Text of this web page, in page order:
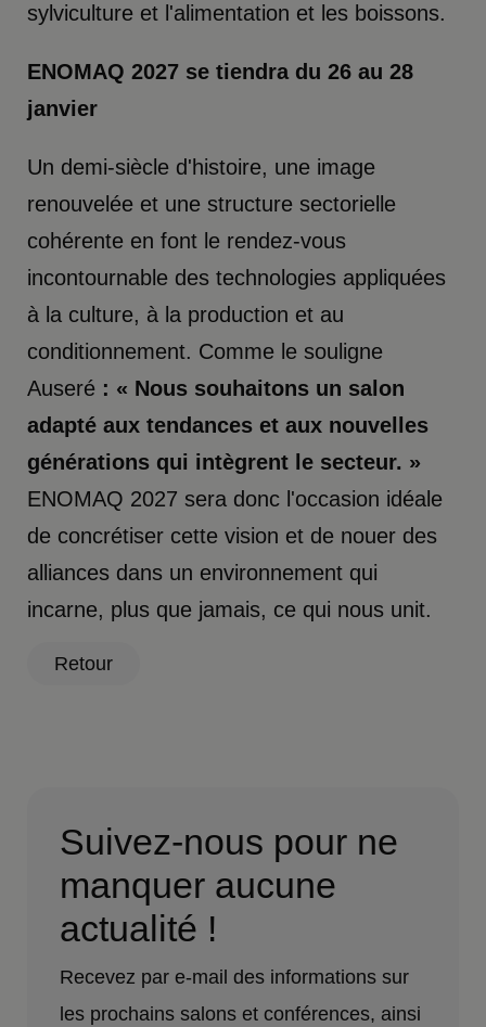
sylviculture et l'alimentation et les boissons.
ENOMAQ 2027 se tiendra du 26 au 28
janvier
Un demi-siècle d'histoire, une image
renouvelée et une structure sectorielle
cohérente en font le rendez-vous
incontournable des technologies appliquées
à la culture, à la production et au
conditionnement. Comme le souligne
Auseré : « Nous souhaitons un salon
adapté aux tendances et aux nouvelles
générations qui intègrent le secteur. »
ENOMAQ 2027 sera donc l'occasion idéale
de concrétiser cette vision et de nouer des
alliances dans un environnement qui
incarne, plus que jamais, ce qui nous unit.
Retour
Suivez-nous pour ne
manquer aucune
actualité !
Recevez par e-mail des informations sur
les prochains salons et conférences, ainsi